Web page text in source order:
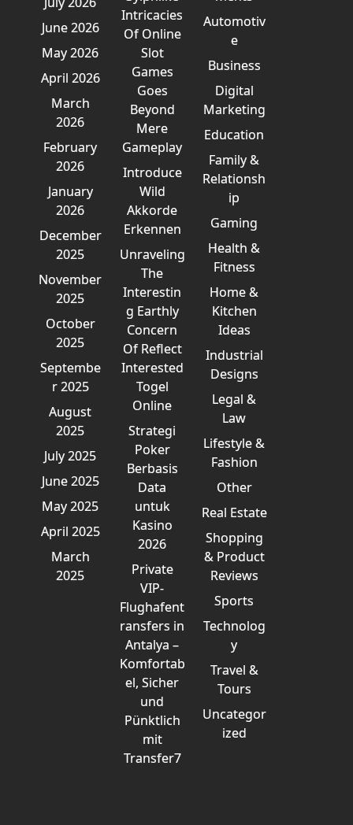
June 2026
May 2026
April 2026
March
2026
February
2026
January
2026
December
2025
November
2025
October
2025
Septembe
r 2025
August
2025
July 2025
June 2025
May 2025
April 2025
March
2025
Intricacies
Of Online
Slot
Games
Goes
Beyond
Mere
Gameplay
Introduce
Wild
Akkorde
Erkennen
Unraveling
The
Interestin
g Earthly
Concern
Of Reflect
Interested
Togel
Online
Strategi
Poker
Berbasis
Data
untuk
Kasino
2026
Private
VIP-
Flughafent
ransfers in
Antalya –
Komfortab
el, Sicher
und
Pünktlich
mit
Transfer7
Automotiv
e
Business
Digital
Marketing
Education
Family &
Relationsh
ip
Gaming
Health &
Fitness
Home &
Kitchen
Ideas
Industrial
Designs
Legal &
Law
Lifestyle &
Fashion
Other
Real Estate
Shopping
& Product
Reviews
Sports
Technolog
y
Travel &
Tours
Uncategor
ized